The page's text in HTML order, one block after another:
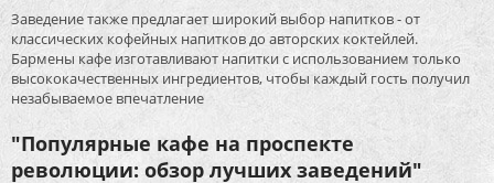
Заведение также предлагает широкий выбор напитков - от
классических кофейных напитков до авторских коктейлей.
Бармены кафе изготавливают напитки с использованием только
высококачественных ингредиентов, чтобы каждый гость получил
незабываемое впечатление
"Популярные кафе на проспекте
революции: обзор лучших заведений"